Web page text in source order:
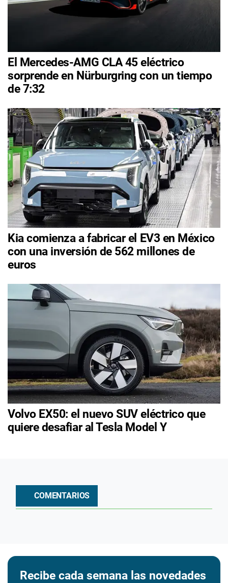
El Mercedes-AMG CLA 45 eléctrico
sorprende en Nürburgring con un tiempo
de 7:32
Kia comienza a fabricar el EV3 en México
con una inversión de 562 millones de
euros
Volvo EX50: el nuevo SUV eléctrico que
quiere desafiar al Tesla Model Y
COMENTARIOS
Recibe cada semana las novedades